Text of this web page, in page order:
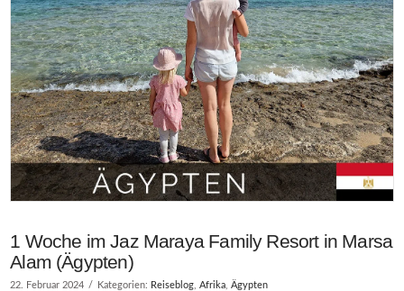
1 Woche im Jaz Maraya Family Resort in Marsa
Alam (Ägypten)
22. Februar 2024 Kategorien: Reiseblog ,Afrika ,Ägypten